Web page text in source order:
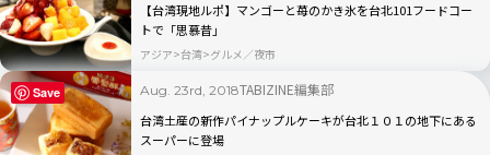
【台湾現地ルポ】マンゴーと苺のかき氷を台北101フードコー
トで「思慕昔」
アジア 台湾 グルメ／夜市
Aug. 23rd, 2018TABIZINE編集部
台湾土産の新作パイナップルケーキが台北１０１の地下にある
スーパーに登場
Save